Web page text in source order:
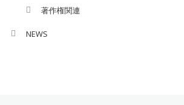
著作権関連
NEWS